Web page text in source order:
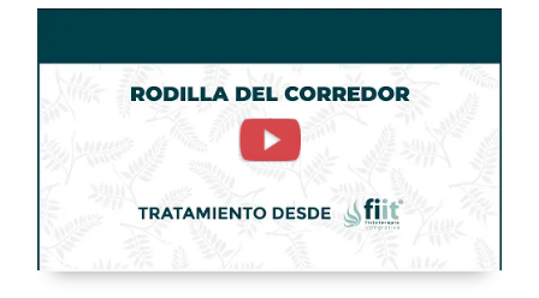
Tendinitis
de
Fascia
Lata
Rodilla
del